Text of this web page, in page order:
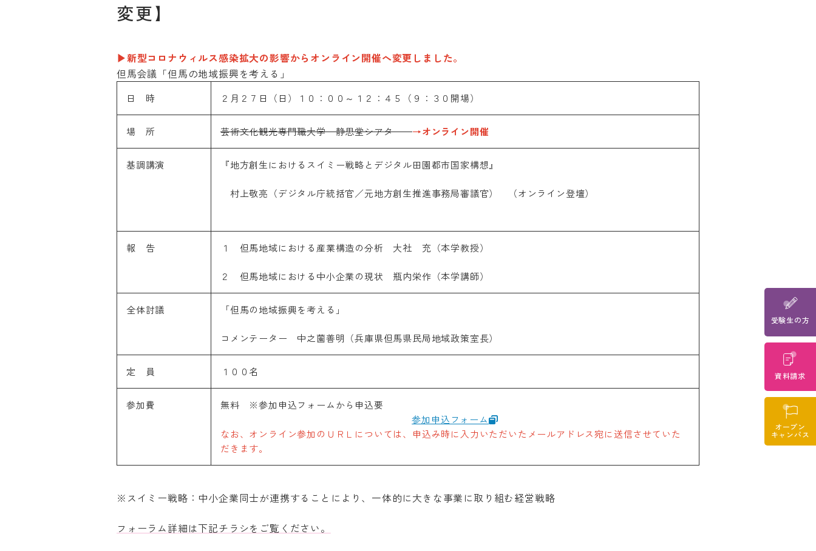
変更】
▶新型コロナウィルス感染拡大の影響からオンライン開催へ変更しました。
但馬会議「但馬の地域振興を考える」
日 時 ２月２７日（日）１０：００～１２：４５（９：３０開場）
場 所 芸術文化観光専門職大学 静思堂シアター→オンライン開催
基調講演 『地方創生におけるスイミー戦略とデジタル田園都市国家構想』
村上敬亮（デジタル庁統括官／元地方創生推進事務局審議官） （オンライン登壇）
報 告 １ 但馬地域における産業構造の分析 大社 充（本学教授）
２ 但馬地域における中小企業の現状 瓶内栄作（本学講師）
全体討議 「但馬の地域振興を考える」
コメンテーター 中之薗善明（兵庫県但馬県民局地域政策室長）
定 員 １００名
参加費
無料 ※参加申込フォームから申込要
参加申込フォーム
なお、オンライン参加のＵＲＬについては、申込み時に入力いただいたメールアドレス宛に送信させていた
だきます。
※スイミー戦略：中小企業同士が連携することにより、一体的に大きな事業に取り組む経営戦略
フォーラム詳細は下記チラシをご覧ください。
受験生の方
資料請求
オープン
キャンパス
Machine Translation
The following pages are translated by a machine translation system. The
translation may not always be accurate. Please refer to the Japanese page for
pages and Japanese pages, the content of the Japanese pages shall prevail.
Please note that Professional College of Arts and Tourism assumes no
OK